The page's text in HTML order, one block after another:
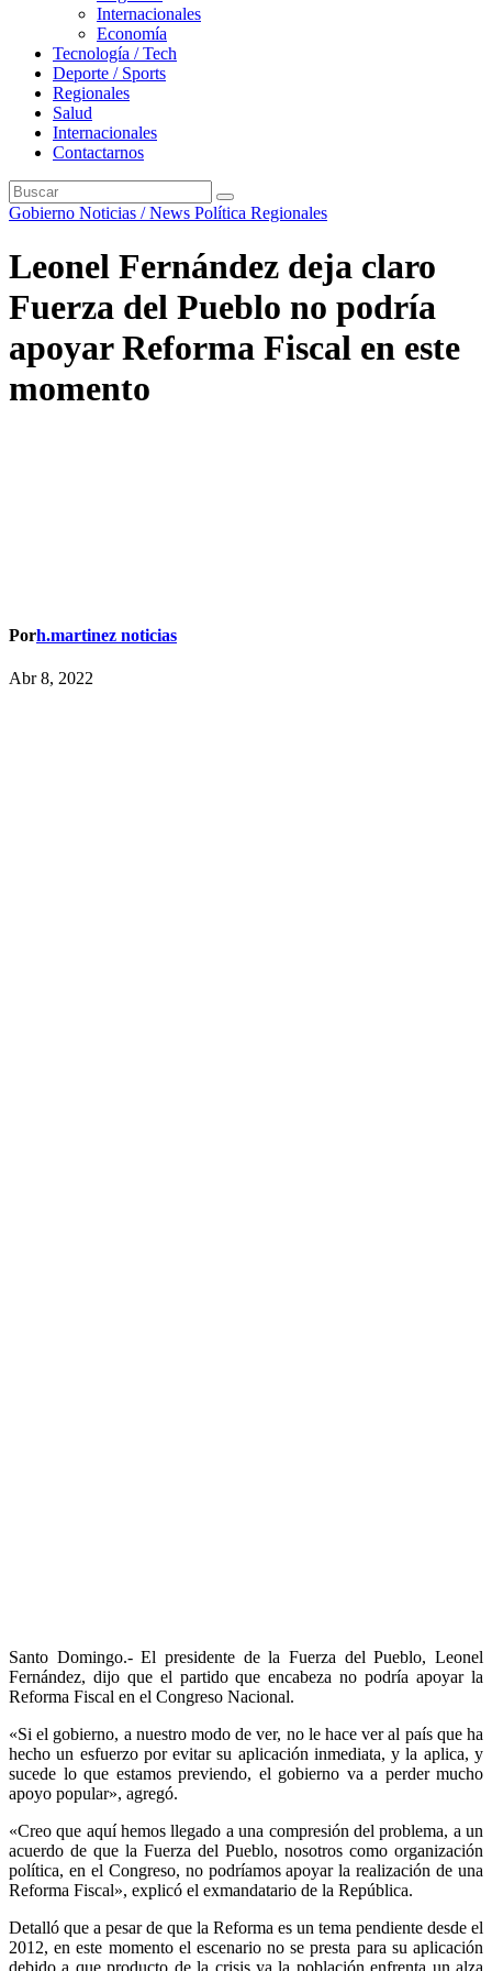
Internacionales
Economía
Tecnología / Tech
Deporte / Sports
Regionales
Salud
Internacionales
Contactarnos
Gobierno Noticias / News Política Regionales
Leonel Fernández deja claro
Fuerza del Pueblo no podría
apoyar Reforma Fiscal en este
momento
Porh.martinez noticias
Abr 8, 2022
Santo Domingo.- El presidente de la Fuerza del Pueblo, Leonel
Fernández, dijo que el partido que encabeza no podría apoyar la
Reforma Fiscal en el Congreso Nacional.
«Si el gobierno, a nuestro modo de ver, no le hace ver al país que ha
hecho un esfuerzo por evitar su aplicación inmediata, y la aplica, y
sucede lo que estamos previendo, el gobierno va a perder mucho
apoyo popular», agregó.
«Creo que aquí hemos llegado a una compresión del problema, a un
acuerdo de que la Fuerza del Pueblo, nosotros como organización
política, en el Congreso, no podríamos apoyar la realización de una
Reforma Fiscal», explicó el exmandatario de la República.
Detalló que a pesar de que la Reforma es un tema pendiente desde el
2012, en este momento el escenario no se presta para su aplicación